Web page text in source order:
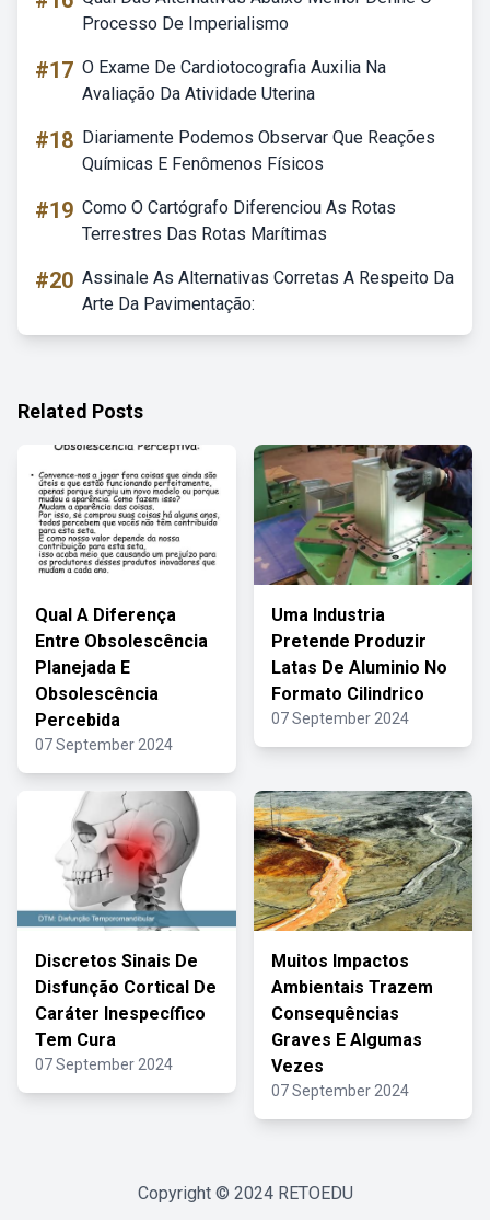
Processo De Imperialismo
#17 O Exame De Cardiotocografia Auxilia Na
Avaliação Da Atividade Uterina
#18 Diariamente Podemos Observar Que Reações
Químicas E Fenômenos Físicos
#19 Como O Cartógrafo Diferenciou As Rotas
Terrestres Das Rotas Marítimas
#20 Assinale As Alternativas Corretas A Respeito Da
Arte Da Pavimentação:
Related Posts
Qual A Diferença
Entre Obsolescência
Planejada E
Obsolescência
Percebida
07 September 2024
Uma Industria
Pretende Produzir
Latas De Aluminio No
Formato Cilindrico
07 September 2024
Discretos Sinais De
Disfunção Cortical De
Caráter Inespecífico
Tem Cura
07 September 2024
Muitos Impactos
Ambientais Trazem
Consequências
Graves E Algumas
Vezes
07 September 2024
Copyright © 2024 RETOEDU